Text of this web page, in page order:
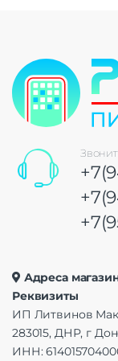
Адреса
Реквизиты
ИП Литвинов
283015, ДНР, г
ИНН: